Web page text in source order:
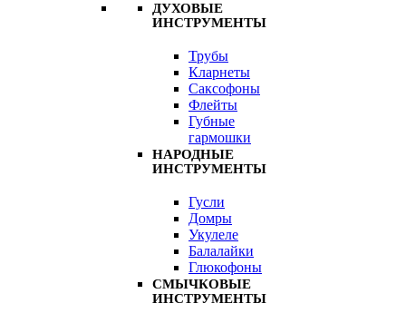
ДУХОВЫЕ
ИНСТРУМЕНТЫ
Трубы
Кларнеты
Саксофоны
Флейты
Губные
гармошки
НАРОДНЫЕ
ИНСТРУМЕНТЫ
Гусли
Домры
Укулеле
Балалайки
Глюкофоны
СМЫЧКОВЫЕ
ИНСТРУМЕНТЫ